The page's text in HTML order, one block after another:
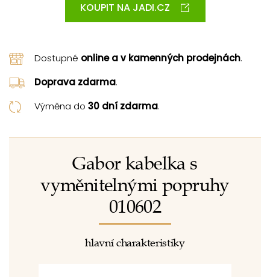
KOUPIT NA JADI.CZ
Dostupné online a v kamenných prodejnách.
Doprava zdarma.
Výměna do 30 dní zdarma.
Gabor kabelka s
vyměnitelnými popruhy
010602
hlavní charakteristiky